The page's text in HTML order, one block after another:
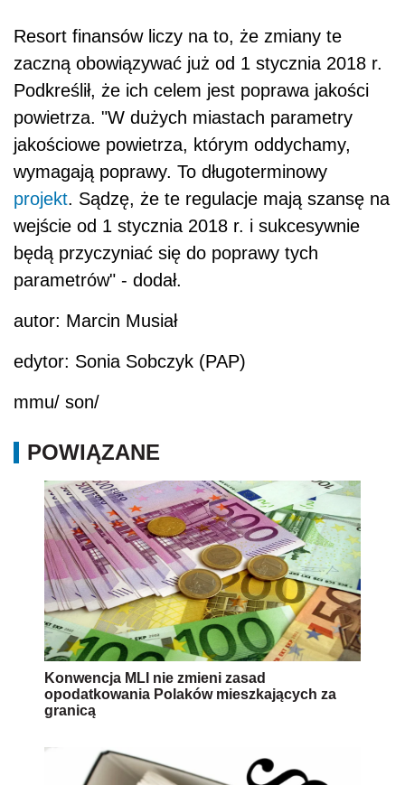
Resort finansów liczy na to, że zmiany te
zaczną obowiązywać już od 1 stycznia 2018 r.
Podkreślił, że ich celem jest poprawa jakości
powietrza. "W dużych miastach parametry
jakościowe powietrza, którym oddychamy,
wymagają poprawy. To długoterminowy
projekt. Sądzę, że te regulacje mają szansę na
wejście od 1 stycznia 2018 r. i sukcesywnie
będą przyczyniać się do poprawy tych
parametrów" - dodał.
autor: Marcin Musiał
edytor: Sonia Sobczyk (PAP)
mmu/ son/
POWIĄZANE
Konwencja MLI nie zmieni zasad
opodatkowania Polaków mieszkających za
granicą